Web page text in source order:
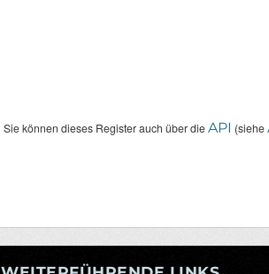
Sie können dieses Register auch über dieAPI (siehe